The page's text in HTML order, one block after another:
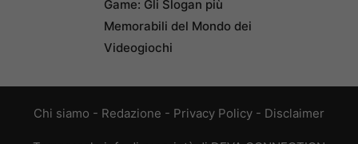
Game: Gli Slogan più
Memorabili del Mondo dei
Videogiochi
Chi siamo - Redazione - Privacy Policy - Disclaimer